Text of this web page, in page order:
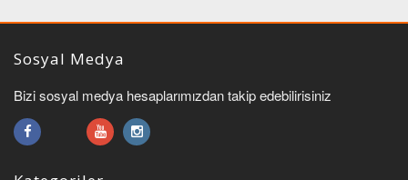
Sosyal Medya
Bizi sosyal medya hesaplarımızdan takip edebilirisiniz